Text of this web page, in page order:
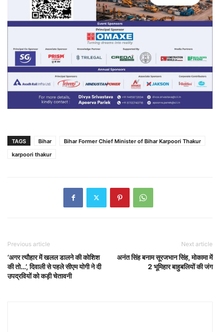
TAGS Bihar
Bihar Former Chief Minister of Bihar Karpoori Thakur
karpoori thakur
Previous article
‘अगर त्यौहार में खलल डालने की कोशिश
की तो…’, दिवाली से पहले सीएम योगी ने दी
उपद्रवियों को कड़ी चेतावनी
Next article
अनंत सिंह बनाम सूरजभान सिंह, मोकामा में
2 भूमिहार बाहुबलियों की जंग